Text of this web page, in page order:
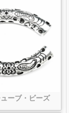
ーブ・ビーズ